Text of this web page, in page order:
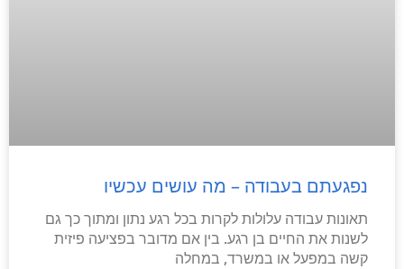
נפגעתם בעבודה – מה עושים עכשיו
תאונות עבודה עלולות לקרות בכל רגע נתון ומתוך כך גם
לשנות את החיים בן רגע. בין אם מדובר בפציעה פיזית
קשה במפעל או במשרד, במחלה